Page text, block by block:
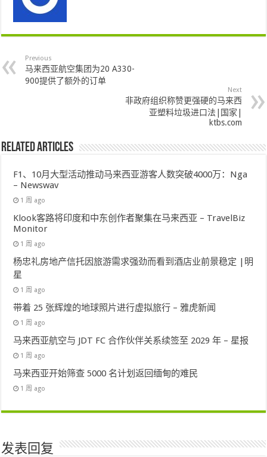
Previous
马来西亚航空集团为20 A330-
900提供了额外的订单
Next
非政府组织称赞更强硬的马来西
亚塑料垃圾进口法|国家|
ktbs.com
Related Articles
F1、10月大型活动推动马来西亚游客人数突破4000万：Nga
– Newswav
1 周 ago
Klook客路将印度和中东创作者聚集在马来西亚 – TravelBiz
Monitor
1 周 ago
杨忠礼房地产信托因旅游需求强劲而看到酒店业前景稳定 |明
星
1 周 ago
带着 25 张辉煌的地球照片进行虚拟旅行 – 雅虎新闻
1 周 ago
马来西亚航空与 JDT FC 合作伙伴关系续签至 2029 年 – 星报
1 周 ago
马来西亚开始筛查 5000 名计划返回缅甸的难民
1 周 ago
发表回复